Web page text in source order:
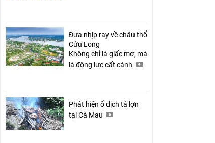
Đưa nhịp ray về châu thổ
Cửu Long
Không chỉ là giấc mơ, mà
là động lực cất cánh
Phát hiện ổ dịch tả lợn
tại Cà Mau